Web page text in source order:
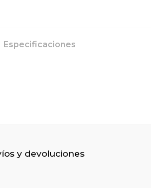
Especificaciones
y devoluciones